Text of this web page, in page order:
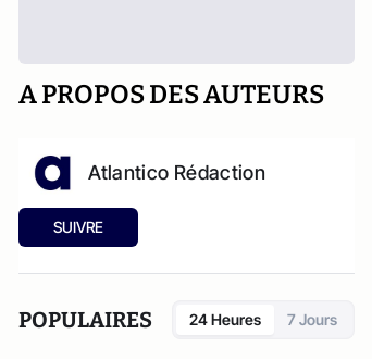
A PROPOS DES AUTEURS
Atlantico Rédaction
SUIVRE
POPULAIRES 24 Heures 7 Jours